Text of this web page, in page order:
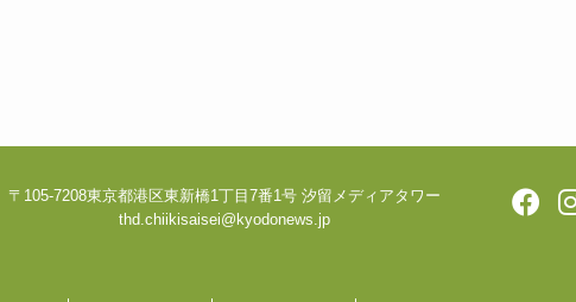
〒105-7208東京都港区東新橋1丁目7番1号 汐留メディアタワー
thd.chiikisaisei@kyodonews.jp